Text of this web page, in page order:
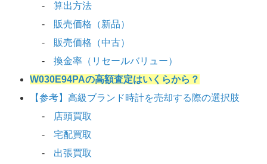
算出方法
販売価格（新品）
販売価格（中古）
換金率（リセールバリュー）
W030E94PAの高額査定はいくらから？
【参考】高級ブランド時計を売却する際の選択肢
店頭買取
宅配買取
出張買取